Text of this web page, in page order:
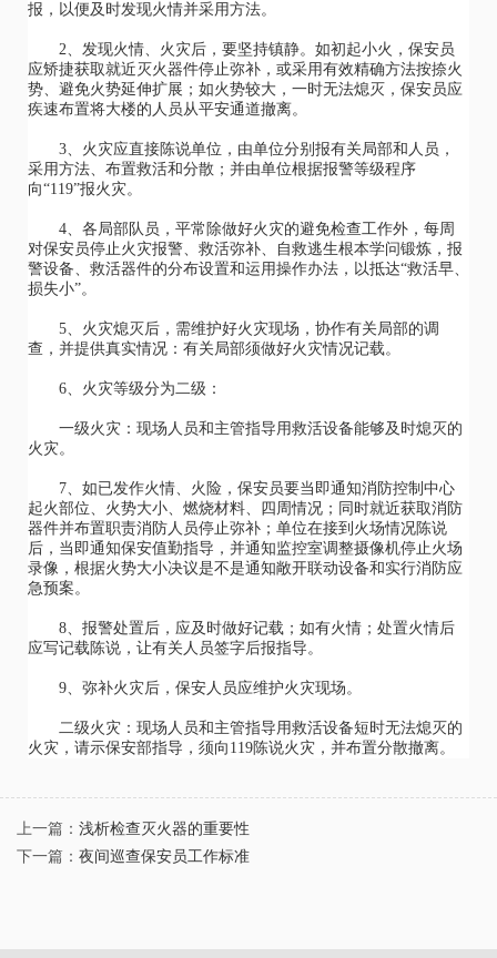
报，以便及时发现火情并采用方法。
2、发现火情、火灾后，要坚持镇静。如初起小火，保安员
应矫捷获取就近灭火器件停止弥补，或采用有效精确方法按捺火
势、避免火势延伸扩展；如火势较大，一时无法熄灭，保安员应
疾速布置将大楼的人员从平安通道撤离。
3、火灾应直接陈说单位，由单位分别报有关局部和人员，
采用方法、布置救活和分散；并由单位根据报警等级程序
向“119”报火灾。
4、各局部队员，平常除做好火灾的避免检查工作外，每周
对保安员停止火灾报警、救活弥补、自救逃生根本学问锻炼，报
警设备、救活器件的分布设置和运用操作办法，以抵达“救活早、
损失小”。
5、火灾熄灭后，需维护好火灾现场，协作有关局部的调
查，并提供真实情况：有关局部须做好火灾情况记载。
6、火灾等级分为二级：
一级火灾：现场人员和主管指导用救活设备能够及时熄灭的
火灾。
7、如已发作火情、火险，保安员要当即通知消防控制中心
起火部位、火势大小、燃烧材料、四周情况；同时就近获取消防
器件并布置职责消防人员停止弥补；单位在接到火场情况陈说
后，当即通知保安值勤指导，并通知监控室调整摄像机停止火场
录像，根据火势大小决议是不是通知敞开联动设备和实行消防应
急预案。
8、报警处置后，应及时做好记载；如有火情；处置火情后
应写记载陈说，让有关人员签字后报指导。
9、弥补火灾后，保安人员应维护火灾现场。
二级火灾：现场人员和主管指导用救活设备短时无法熄灭的
火灾，请示保安部指导，须向119陈说火灾，并布置分散撤离。
上一篇： 浅析检查灭火器的重要性
下一篇： 夜间巡查保安员工作标准